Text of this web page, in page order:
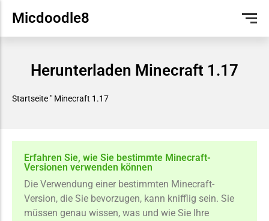
Micdoodle8
FRANÇAIS
PORTUGUÊS DO BRASIL
TASCHENAUSGABE
Herunterladen Minecraft 1.17
Startseite " Minecraft 1.17
Erfahren Sie, wie Sie bestimmte Minecraft-
Versionen verwenden können
Die Verwendung einer bestimmten Minecraft-
Version, die Sie bevorzugen, kann knifflig sein. Sie
müssen genau wissen, was und wie Sie Ihre